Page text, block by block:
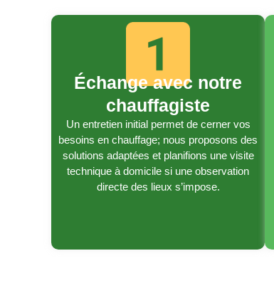
Échange avec notre
chauffagiste
Un entretien initial permet de cerner vos
besoins en chauffage; nous proposons des
solutions adaptées et planifions une visite
technique à domicile si une observation
directe des lieux s’impose.